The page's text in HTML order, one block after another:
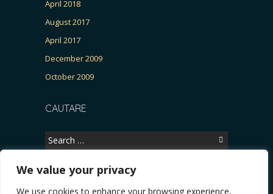
We value your privacy
We use cookies to enhance your browsing experience,
April 2018
August 2017
April 2017
December 2009
October 2009
CAUTARE
Search
for: